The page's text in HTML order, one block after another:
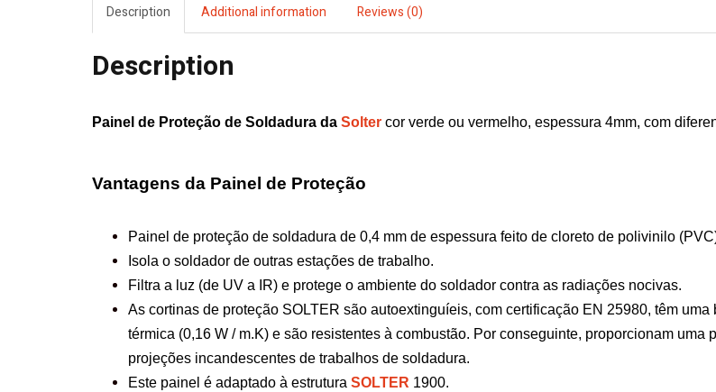
Description Additional information Reviews (0)
Description
Painel de Proteção de Soldadura da Solter cor verde ou vermelho, espessura 4mm, com
Vantagens da Painel de Proteção
Painel de proteção de soldadura de 0,4 mm de espessura feito de cloreto de polivinilo
Isola o soldador de outras estações de trabalho.
Filtra a luz (de UV a IR) e protege o ambiente do soldador contra as radiações nocivas.
As cortinas de proteção SOLTER são autoextinguíeis, com certificação EN 25980, têm
térmica (0,16 W / m.K) e são resistentes à combustão. Por conseguinte, proporcionam uma
projeções incandescentes de trabalhos de soldadura.
Este painel é adaptado à estrutura SOLTER 1900.